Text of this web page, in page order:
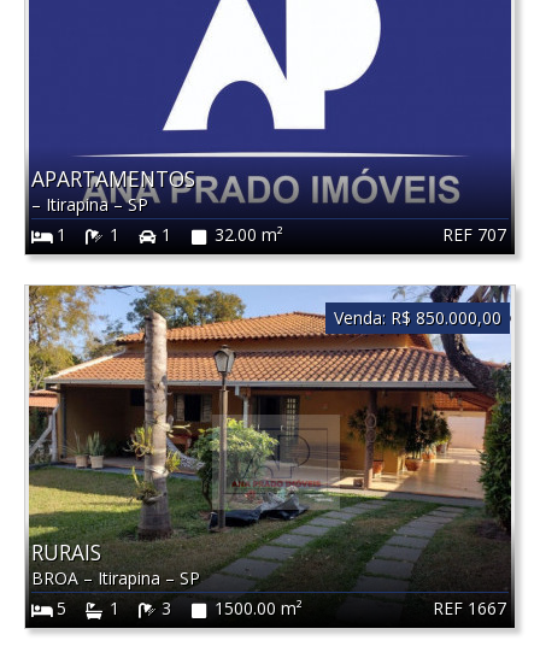
REF 707
APARTAMENTOS
– Itirapina–SP
1
1 1 32.00 m²
REF 1667
RURAIS
BROA–Itirapina –SP
5
1 3 1500.00 m²
Venda: R$ 850.000,00